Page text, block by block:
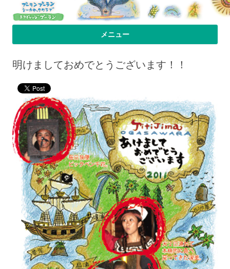
プーラン・プーラン｜小笠原父島 シ
ーカヤック 宿
小笠原父島のシーカヤックスクール＆ツアー「プーランプーランシーカ
ヤッククラブ」、森のコテージのお宿の「プーランビレッジ」のHPへよ
メニュー
明けましておめでとうございます！！